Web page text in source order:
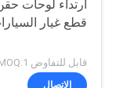
ارتداء لوحات
قطع غيار
الاتصال